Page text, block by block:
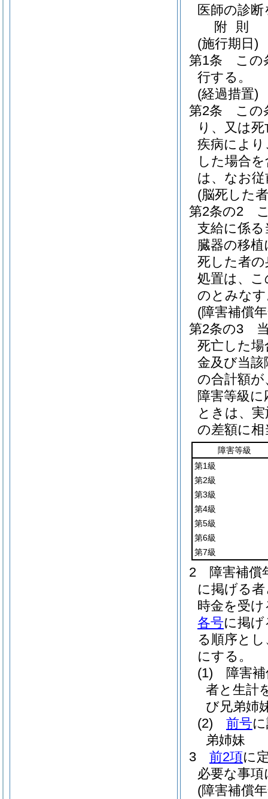
医師の診
附 則
(施行期日)
第1条
この
行する。
(経過措置)
第2条
この
り、又は
疾病によ
した場合
は、なお
(脳死した
第2条の2
支給に係
臓器の移
死した者
処置は、
のとみな
(障害補償
第2条の3
死亡した
金及び当該
の合計額が
障害等級
ときは、
の差額に
障害等級
第1級
第2級
第3級
第4級
第5級
第6級
第7級
2
障害補償
に掲げる
時金を受
各号に掲
る順序と
にする。
(1)
障害
者と生計
び兄弟姉
(2)
前号
弟姉妹
3
前2項に
必要な事
(障害補償